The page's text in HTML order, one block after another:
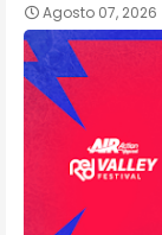
Agosto 07, 2026